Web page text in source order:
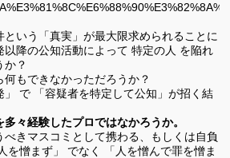
いう「真実」が最大限求められることに
以降の公知活動によって 特定の人 を陥れ
か？
もできなかっただろうか？
」 で 「容疑者を特定して公知」が招く結
々経験したプロではなかろうか。
きマスコミとして携わる、もしくは自負
を憎まず」 でなく 「人を憎んで罪を憎ま